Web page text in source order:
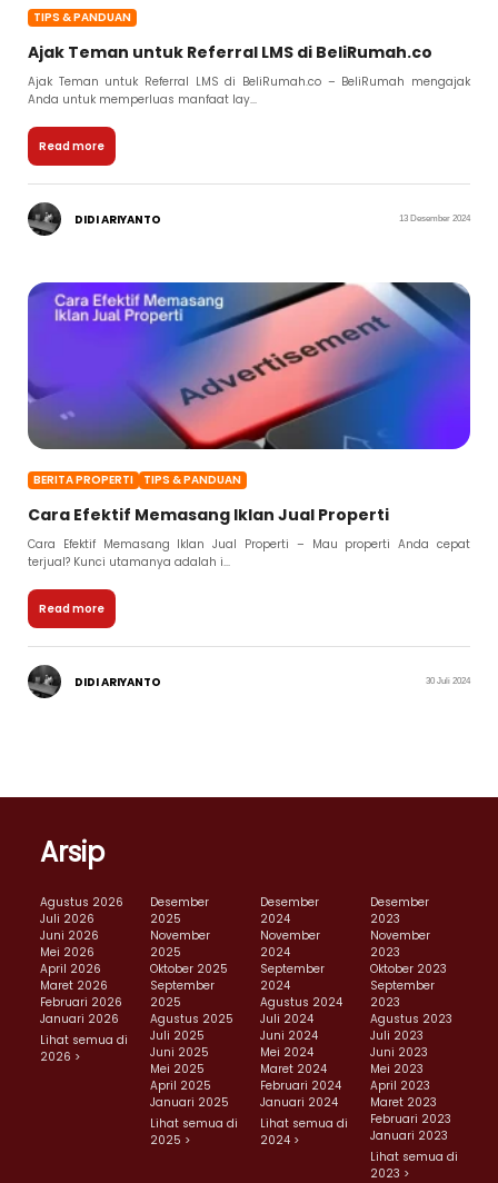
TIPS & PANDUAN
Ajak Teman untuk Referral LMS di BeliRumah.co
Ajak Teman untuk Referral LMS di BeliRumah.co – BeliRumah mengajak
Anda untuk memperluas manfaat lay...
Read more
DIDI ARIYANTO 13 Desember 2024
BERITA PROPERTI TIPS & PANDUAN
Cara Efektif Memasang Iklan Jual Properti
Cara Efektif Memasang Iklan Jual Properti – Mau properti Anda cepat
terjual? Kunci utamanya adalah i...
Read more
DIDI ARIYANTO 30 Juli 2024
Arsip
Agustus 2026
Juli 2026
Juni 2026
Mei 2026
April 2026
Maret 2026
Februari 2026
Januari 2026
Lihat semua di
2026 >
Desember
2025
November
2025
Oktober 2025
September
2025
Agustus 2025
Juli 2025
Juni 2025
Mei 2025
April 2025
Januari 2025
Lihat semua di
2025 >
Desember
2024
November
2024
September
2024
Agustus 2024
Juli 2024
Juni 2024
Mei 2024
Maret 2024
Februari 2024
Januari 2024
Lihat semua di
2024 >
Desember
2023
November
2023
Oktober 2023
September
2023
Agustus 2023
Juli 2023
Juni 2023
Mei 2023
April 2023
Maret 2023
Februari 2023
Januari 2023
Lihat semua di
2023 >